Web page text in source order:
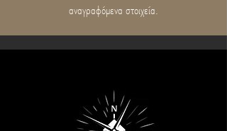
αναγραφόμενα στοιχεία.